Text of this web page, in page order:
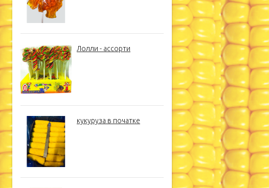
Лолли - ассорти
кукуруза в початке